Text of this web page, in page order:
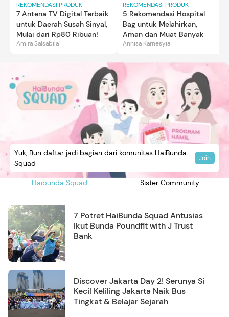
REKOMENDASI PRODUK
7 Antena TV Digital Terbaik
untuk Daerah Susah Sinyal,
Mulai dari Rp80 Ribuan!
Amira Salsabila
REKOMENDASI PRODUK
5 Rekomendasi Hospital
Bag untuk Melahirkan,
Aman dan Muat Banyak
Annisa Karnesyia
Haibunda Squad Sister Community
Yuk, Bun daftar jadi bagian dari komunitas HaiBunda
Squad
Join
7 Potret HaiBunda Squad Antusias
Ikut Bunda Poundfit with J Trust
Bank
Discover Jakarta Day 2! Serunya Si
Kecil Keliling Jakarta Naik Bus
Tingkat & Belajar Sejarah